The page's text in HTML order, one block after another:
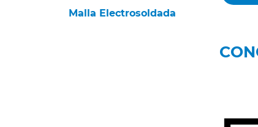
Malla Electrosoldada